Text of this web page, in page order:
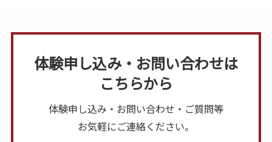
体験申し込み・お問い合わせは
こちらから
体験申し込み・お問い合わせ・ご質問等
お気軽にご連絡ください。